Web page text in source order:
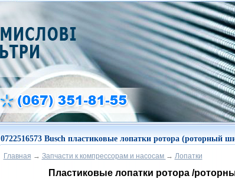
0722516573 Busch пластиковые лопатки ротора (роторный
Главная → Запчасти к компрессорам и насосам → Лопатки
Пластиковые лопатки ротора /